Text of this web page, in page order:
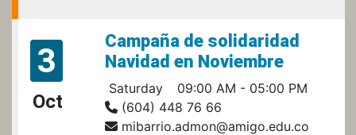
3
Oct
Campaña de solidaridad
Navidad en Noviembre
Saturday
09:00 AM - 05:00 PM
(604) 448 76 66
mibarrio.admon@amigo.edu.co